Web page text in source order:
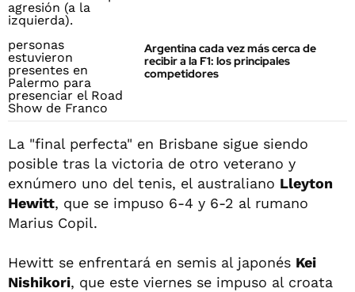
Argentina cada vez más cerca de
recibir a la F1: los principales
competidores
La "final perfecta" en Brisbane sigue siendo
posible tras la victoria de otro veterano y
exnúmero uno del tenis, el australiano Lleyton
Hewitt, que se impuso 6-4 y 6-2 al rumano
Marius Copil.
Hewitt se enfrentará en semis al japonés Kei
Nishikori, que este viernes se impuso al croata